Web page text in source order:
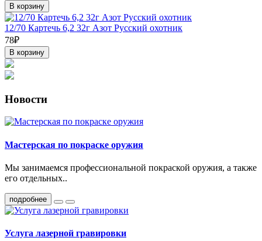
В корзину
12/70 Картечь 6,2 32г Азот Русский охотник
78₽
В корзину
Новости
Мастерская по покраске оружия
Мы занимаемся профессиональной покраской оружия, а также
его отдельных..
подробнее
Услуга лазерной гравировки